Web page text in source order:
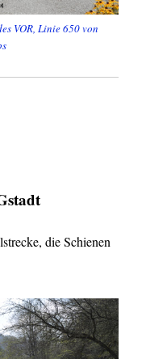
VOR, Linie 650 von
die Schienen